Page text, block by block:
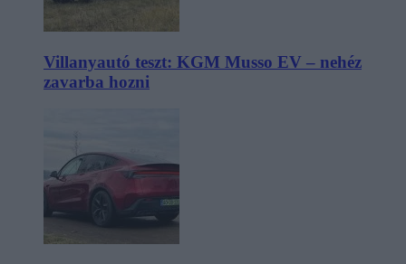
Villanyautó teszt: KGM Musso EV – nehéz
zavarba hozni